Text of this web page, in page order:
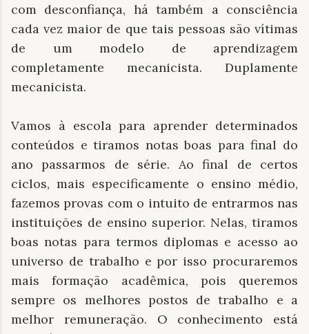
com desconfiança, há também a consciência
cada vez maior de que tais pessoas são vítimas
de um modelo de aprendizagem
completamente mecanicista. Duplamente
mecanicista.
Vamos à escola para aprender determinados
conteúdos e tiramos notas boas para final do
ano passarmos de série. Ao final de certos
ciclos, mais especificamente o ensino médio,
fazemos provas com o intuito de entrarmos nas
instituições de ensino superior. Nelas, tiramos
boas notas para termos diplomas e acesso ao
universo de trabalho e por isso procuraremos
mais formação acadêmica, pois queremos
sempre os melhores postos de trabalho e a
melhor remuneração. O conhecimento está